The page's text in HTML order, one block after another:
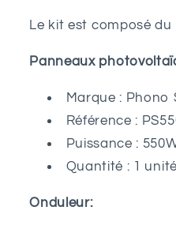
Le kit est composé
Panneaux
Marque : Phono
Référence :
Puissance :
Quantité : 1 unité
Onduleur: